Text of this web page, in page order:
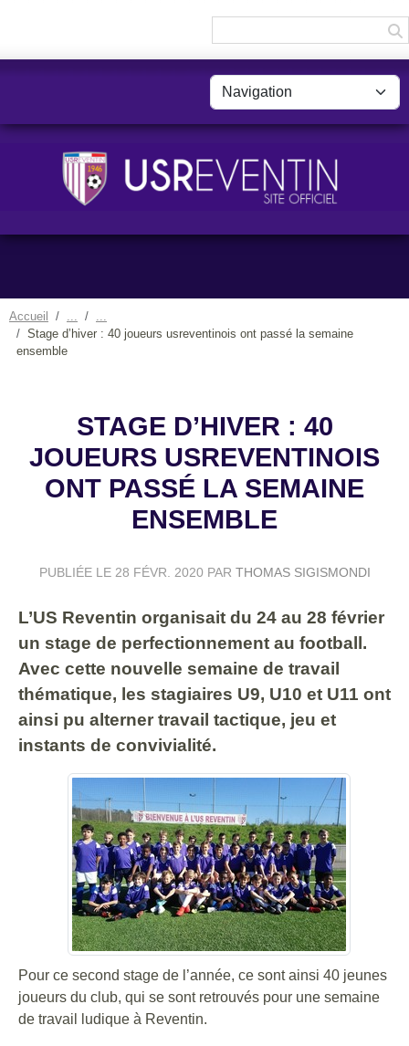
Accueil
Stage d’hiver : 40 joueurs usreventinois ont passé la semaine
ensemble
STAGE D’HIVER : 40
JOUEURS USREVENTINOIS
ONT PASSÉ LA SEMAINE
ENSEMBLE
PUBLIÉE LE 28 FÉVR. 2020 PAR THOMAS SIGISMONDI
L’US Reventin organisait du 24 au 28 février
un stage de perfectionnement au football.
Avec cette nouvelle semaine de travail
thématique, les stagiaires U9, U10 et U11 ont
ainsi pu alterner travail tactique, jeu et
instants de convivialité.
Pour ce second stage de l’année, ce sont ainsi 40 jeunes
joueurs du club, qui se sont retrouvés pour une semaine
de travail ludique à Reventin.